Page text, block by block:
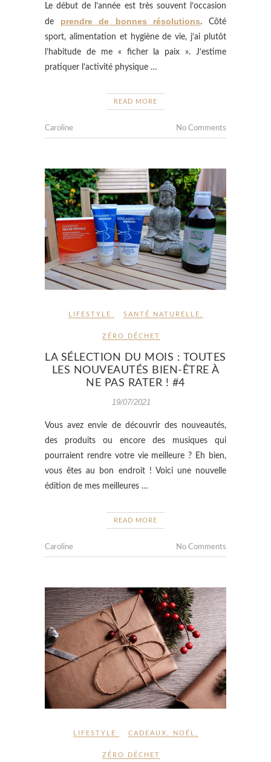
Le début de l’année est très souvent l’occasion
de prendre de bonnes résolutions. Côté
sport, alimentation et hygiène de vie, j’ai plutôt
l’habitude de me « ficher la paix ». J’estime
pratiquer l’activité physique …
READ MORE
Caroline No Comments
LIFESTYLE SANTÉ NATURELLE,
ZÉRO DÉCHET
LA SÉLECTION DU MOIS : TOUTES
LES NOUVEAUTÉS BIEN-ÊTRE À
NE PAS RATER ! #4
19/07/2021
Vous avez envie de découvrir des nouveautés,
des produits ou encore des musiques qui
pourraient rendre votre vie meilleure ? Eh bien,
vous êtes au bon endroit ! Voici une nouvelle
édition de mes meilleures …
READ MORE
Caroline No Comments
LIFESTYLE CADEAUX, NOËL,
ZÉRO DÉCHET